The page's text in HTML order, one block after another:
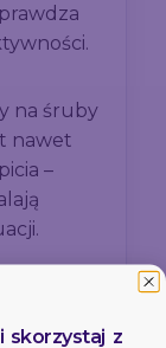
na śruby
nawet
–
skorzystaj z